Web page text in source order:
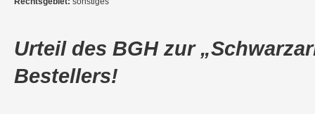
Urteil des BGH zur
Bestellers!